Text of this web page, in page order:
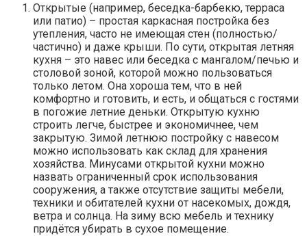
Открытые (например, беседка-барбекю, терраса
или патио) – простая каркасная постройка без
утепления, часто не имеющая стен (полностью/
частично) и даже крыши. По сути, открытая летняя
кухня – это навес или беседка с мангалом/печью и
столовой зоной, которой можно пользоваться
только летом. Она хороша тем, что в ней
комфортно и готовить, и есть, и общаться с гостями
в погожие летние деньки. Открытую кухню
строить легче, быстрее и экономичнее, чем
закрытую. Зимой летнюю постройку с навесом
можно использовать как склад для хранения
хозяйства. Минусами открытой кухни можно
назвать ограниченный срок использования
сооружения, а также отсутствие защиты мебели,
техники и обитателей кухни от насекомых, дождя,
ветра и солнца. На зиму всю мебель и технику
придётся убирать в сухое помещение.